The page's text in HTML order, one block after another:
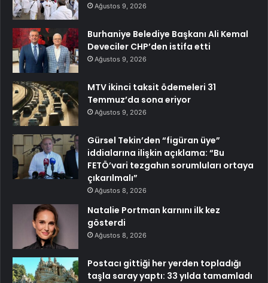
Ağustos 9, 2026
Burhaniye Belediye Başkanı Ali Kemal
Deveciler CHP’den istifa etti
Ağustos 9, 2026
MTV ikinci taksit ödemeleri 31
Temmuz’da sona eriyor
Ağustos 9, 2026
Gürsel Tekin’den “figüran üye”
iddialarına ilişkin açıklama: “Bu
FETÖ’vari tezgahın sorumluları ortaya
çıkarılmalı”
Ağustos 8, 2026
Natalie Portman karnını ilk kez
gösterdi
Ağustos 8, 2026
Postacı gittiği her yerden topladığı
taşla saray yaptı: 33 yılda tamamladı